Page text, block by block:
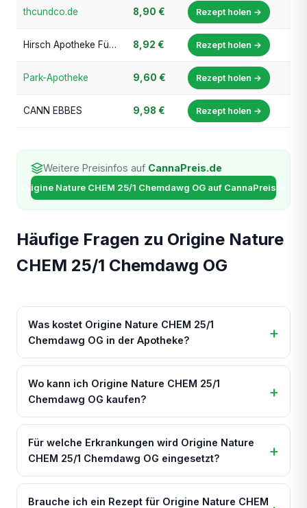
thcundco.de 8,90 € Rezept holen →
Hirsch Apotheke Fürth (cannafino.de) 8,92 € Rezept holen →
Park-Apotheke 9,60 € Rezept holen →
CANN EBBES 9,98 € Rezept holen →
Weitere Preisinfos auf CannaPreis.de
Origine Nature CHEM 25/1 Chemdawg OG auf CannaPreis →
Häufige Fragen zu Origine Nature
CHEM 25/1 Chemdawg OG
Was kostet Origine Nature CHEM 25/1
Chemdawg OG in der Apotheke?
Wo kann ich Origine Nature CHEM 25/1
Chemdawg OG kaufen?
Für welche Erkrankungen wird Origine Nature
CHEM 25/1 Chemdawg OG eingesetzt?
Brauche ich ein Rezept für Origine Nature CHEM